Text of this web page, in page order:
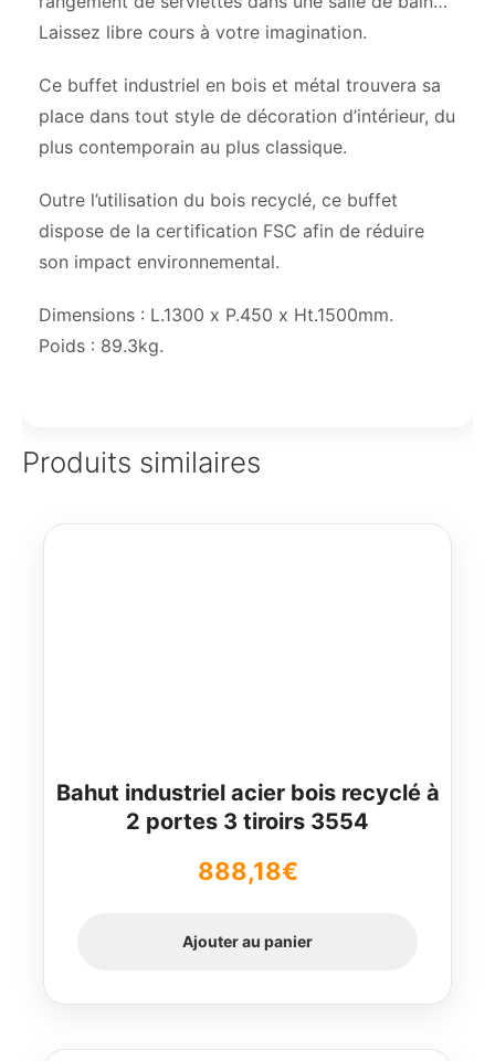
Laissez libre cours à votre imagination.
Ce buffet industriel en bois et métal trouvera sa
place dans tout style de décoration d’intérieur, du
plus contemporain au plus classique.
Outre l’utilisation du bois recyclé, ce buffet
dispose de la certification FSC afin de réduire
son impact environnemental.
Dimensions : L.1300 x P.450 x Ht.1500mm.
Poids : 89.3kg.
Produits similaires
Bahut industriel acier bois recyclé à
2 portes 3 tiroirs 3554
888,18€
Ajouter au panier